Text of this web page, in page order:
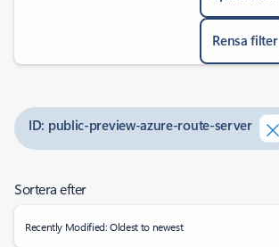
Rensa filter
ID: public-preview-azure-route-server
Sortera efter
Recently Modified: Oldest to newest